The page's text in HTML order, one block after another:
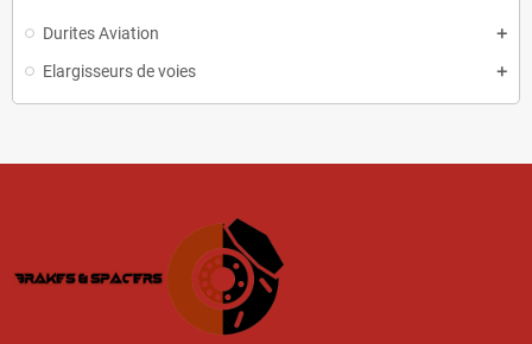
Durites Aviation
Elargisseurs de voies